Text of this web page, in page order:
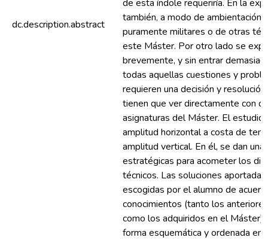
dc.description.abstract
de esta índole requeriría. En la
también, a modo de ambientación,
puramente militares o de otras
este Máster. Por otro lado se
brevemente, y sin entrar
todas aquellas cuestiones y
requieren una decisión y
tienen que ver directamente con
asignaturas del Máster. El estudio
amplitud horizontal a costa de
amplitud vertical. En él, se dan
estratégicas para acometer los
técnicos. Las soluciones
escogidas por el alumno de
conocimientos (tanto los
como los adquiridos en el Máster)
forma esquemática y ordenada en